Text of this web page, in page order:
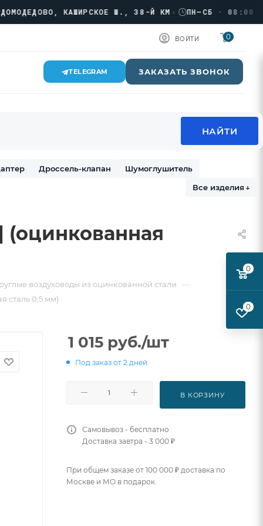
КАШИРСКОЕ Ш., 38-Й КМ› ПН–СБ · 08:00 →
ВОЙТИ 0
TELEGRAM ЗАКАЗАТЬ ЗВОНОК
Дроссель-клапан
Шумоглушитель
Все изделия ↓
(оцинкованная
воздуховоды из оцинкованной стали —
сталь 0,5 мм)
1 015 руб./шт
Под заказ от 2 дней
В КОРЗИНУ
Самовывоз - бесплатно
Доставка завтра - 3 000 ₽
При общем заказе от 100 000 ₽ доставка по
Москве и МО в подарок.
0
0